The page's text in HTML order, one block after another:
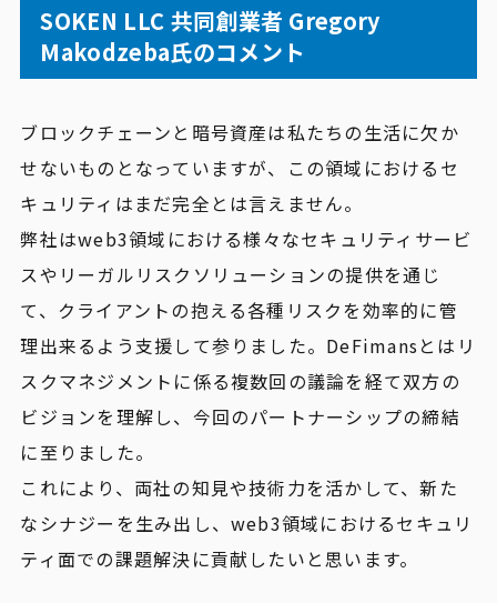
SOKEN LLC 共同創業者 Gregory
Makodzeba氏のコメント
ブロックチェーンと暗号資産は私たちの生活に欠か
せないものとなっていますが、この領域におけるセ
キュリティはまだ完全とは言えません。
弊社はweb3領域における様々なセキュリティサービ
スやリーガルリスクソリューションの提供を通じ
て、クライアントの抱える各種リスクを効率的に管
理出来るよう支援して参りました。DeFimansとはリ
スクマネジメントに係る複数回の議論を経て双方の
ビジョンを理解し、今回のパートナーシップの締結
に至りました。
これにより、両社の知見や技術力を活かして、新た
なシナジーを生み出し、web3領域におけるセキュリ
ティ面での課題解決に貢献したいと思います。